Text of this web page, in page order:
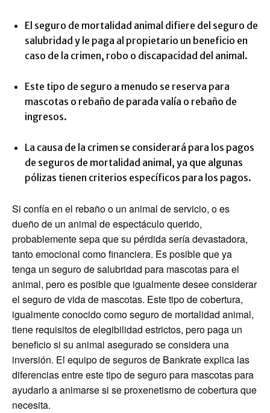
El seguro de mortalidad animal difiere del seguro de
salubridad y le paga al propietario un beneficio en
caso de la crimen, robo o discapacidad del animal.
Este tipo de seguro a menudo se reserva para
mascotas o rebaño de parada valía o rebaño de
ingresos.
La causa de la crimen se considerará para los pagos
de seguros de mortalidad animal, ya que algunas
pólizas tienen criterios específicos para los pagos.
Si confía en el rebaño o un animal de servicio, o es
dueño de un animal de espectáculo querido,
probablemente sepa que su pérdida sería devastadora,
tanto emocional como financiera. Es posible que ya
tenga un seguro de salubridad para mascotas para el
animal, pero es posible que igualmente desee considerar
el seguro de vida de mascotas. Este tipo de cobertura,
igualmente conocido como seguro de mortalidad animal,
tiene requisitos de elegibilidad estrictos, pero paga un
beneficio si su animal asegurado se considera una
inversión. El equipo de seguros de Bankrate explica las
diferencias entre este tipo de seguro para mascotas para
ayudarlo a animarse si se proxenetismo de cobertura que
necesita.